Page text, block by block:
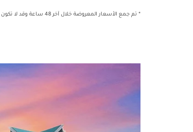
* تم جمع الأسعار المعروضة خلال آخر 48 ساعة وقد لا تكون متاحة وقت الحجز.